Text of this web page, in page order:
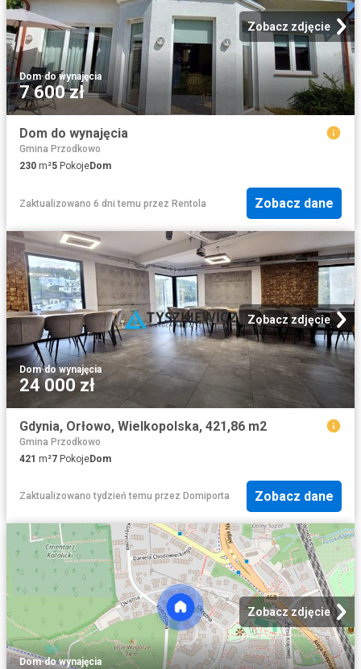
Zobacz zdjęcie
Dom·do wynajęcia
7 600 zł
Dom do wynajęcia
Gmina Przodkowo
230 m²5 PokojeDom
Zaktualizowano 6 dni temu przez Rentola Zobacz dane
Zobacz zdjęcie
Dom·do wynajęcia
24 000 zł
Gdynia, Orłowo, Wielkopolska, 421,86 m2
Gmina Przodkowo
421 m²7 PokojeDom
Zaktualizowano tydzień temu przez Domiporta Zobacz dane
Zobacz zdjęcie
Dom·do wynajęcia